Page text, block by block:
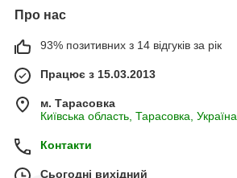
Про нас
93% позитивних з 14 відгуків за рік
Працює з 15.03.2013
м. Тарасовка
Київська область, Тарасовка, Україна
Контакти
Сьогодні вихідний